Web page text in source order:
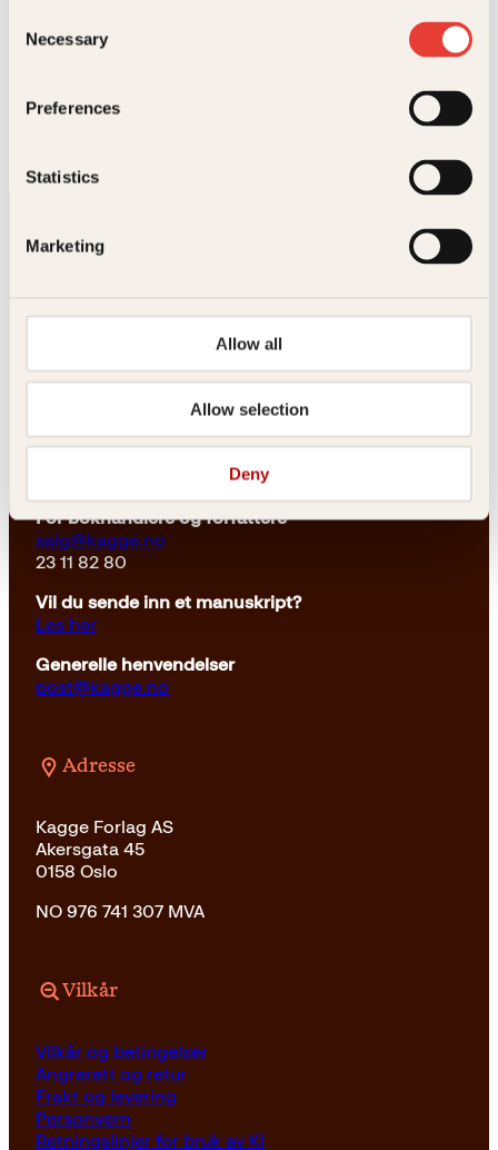
Selection
Necessary
Preferences
Statistics
Marketing
Allow all
Allow selection
Deny
Havet på
Innbundet
Kontakt oss
Kundeservice nettbutikk
For bokhandlere og forfattere
salg@kagge.no
23 11 82 80
Vil du sende inn et manuskript?
Les her
Generelle henvendelser
post@kagge.no
Adresse
Kagge Forlag AS
Akersgata 45
0158 Oslo
NO 976 741 307 MVA
Vilkår
Vilkår og betingelser
Angrerett og retur
Frakt og levering
Personvern
Retningslinjer for bruk av KI